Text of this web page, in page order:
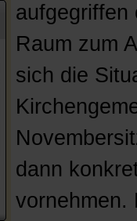
aufgegriffen
Raum zum
sich die
dann
vornehmen.